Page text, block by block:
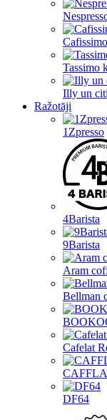
Tassimo
Illy un citi
Ražotāji
1Zpresso
4Barista
9Barista
Aram
Bellman
Cafelat
DF64